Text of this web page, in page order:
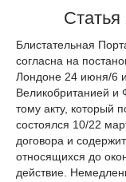
Статья
Блистательная
согласна на
Лондоне 24 июня/6
Великобританией и
тому акту, который
состоялся 10/22
договора и
относящихся до
действие.